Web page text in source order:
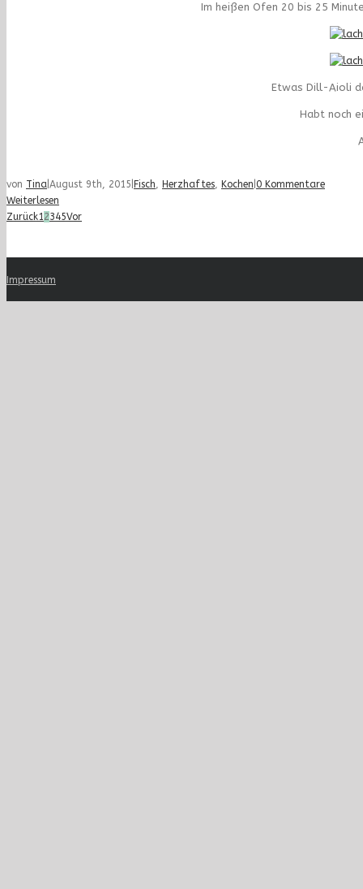
Im heißen Ofen 20 bis 25
Etwas Dill-Aioli
Habt noch
von Tina August 9th, 2015 Fisch, Herzhaftes, Kochen 0 Kommentare
Weiterlesen
Zurück12345Vor
Impressum